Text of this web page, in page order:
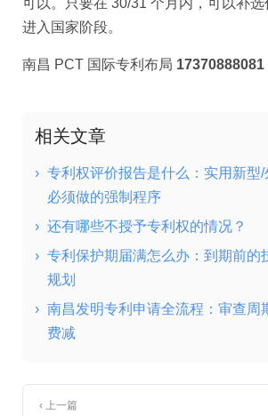
可以。只要在 30/31 个月内，可以补
进入国家阶段。
南昌 PCT 国际专利布局 17370888081
相关文章
› 专利权评价报告是什么：实用新型
必须做的强制程序
› 还有哪些不授予专利权的情况？
› 专利保护期届满怎么办：到期前的
规划
› 南昌发明专利申请全流程：审查周
费减
‹ 上一篇